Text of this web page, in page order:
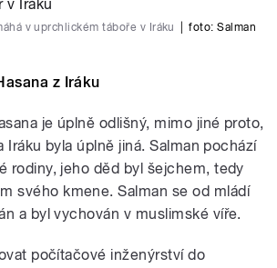
v uprchlickém táboře v Iráku foto:Salman
z Iráku
je úplně odlišný, mimo jiné proto,
Iráku byla úplně jiná. Salman pochází
rodiny, jeho děd byl šejchem, tedy
svého kmene. Salman se od mládí
a byl vychován v muslimské víře.
počítačové inženýrství do